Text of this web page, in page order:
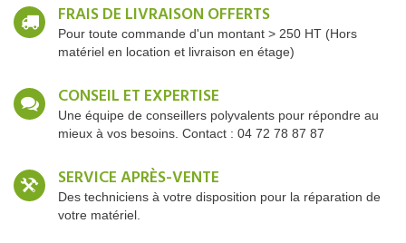
FRAIS DE LIVRAISON OFFERTS
Pour toute commande d'un montant > 250 HT (Hors
matériel en location et livraison en étage)
CONSEIL ET EXPERTISE
Une équipe de conseillers polyvalents pour répondre au
mieux à vos besoins. Contact : 04 72 78 87 87
SERVICE APRÈS-VENTE
Des techniciens à votre disposition pour la réparation de
votre matériel.